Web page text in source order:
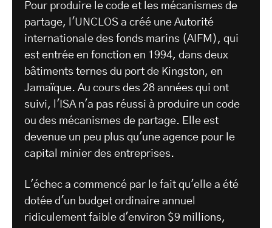
Pour produire le code et les mécanismes de
partage, l'UNCLOS a créé une Autorité
internationale des fonds marins (AIFM), qui
est entrée en fonction en 1994, dans deux
bâtiments ternes du port de Kingston, en
Jamaïque. Au cours des 28 années qui ont
suivi, l'ISA n'a pas réussi à produire un code
ou des mécanismes de partage. Elle est
devenue un peu plus qu'une agence pour le
capital minier des entreprises.
L'échec a commencé par le fait qu'elle a été
dotée d'un budget ordinaire annuel
ridiculement faible d'environ $9 millions,